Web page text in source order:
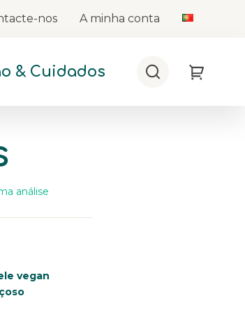
nos
A minha conta
& Cuidados ProcurarMy Cart
análise
vegan